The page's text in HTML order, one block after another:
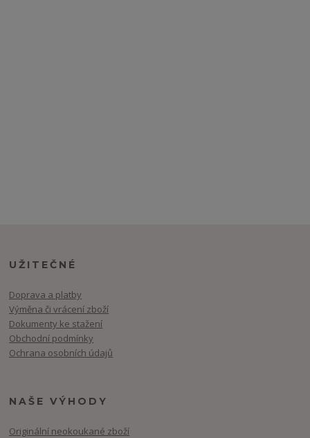
UŽITEČNÉ
Doprava a platby
Výměna či vrácení zboží
Dokumenty ke stažení
Obchodní podmínky
Ochrana osobních údajů
NAŠE VÝHODY
Originální neokoukané zboží